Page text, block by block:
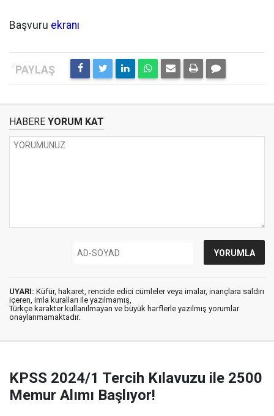
Başvuru ekranı
HABERE YORUM KAT
UYARI: Küfür, hakaret, rencide edici cümleler veya imalar, inançlara saldırı
içeren, imla kuralları ile yazılmamış,
Türkçe karakter kullanılmayan ve büyük harflerle yazılmış yorumlar
onaylanmamaktadır.
KPSS 2024/1 Tercih Kılavuzu ile 2500
Memur Alımı Başlıyor!